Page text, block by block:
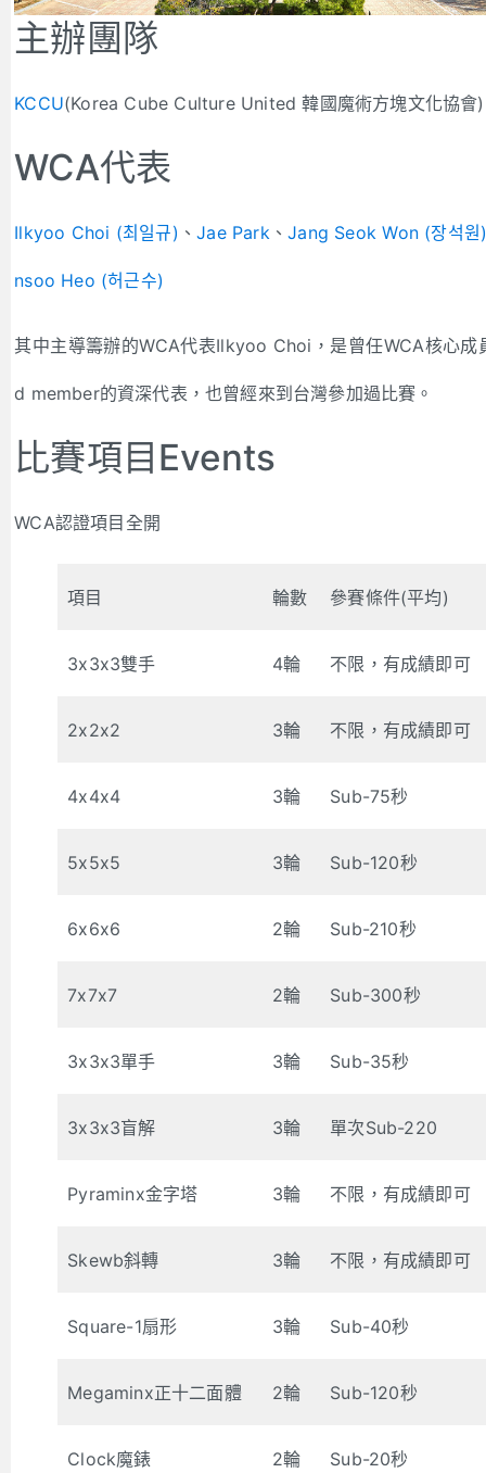
主辦團隊
KCCU(Korea Cube Culture United 韓國魔術方塊文化協會
WCA代表
Ilkyoo Choi (최일규) 、Jae Park 、Jang Seok Won (장석원
nsoo Heo (허근수)
其中主導籌辦的WCA代表Ilkyoo Choi，是曾任WCA核心成
d member的資深代表，也曾經來到台灣參加過比賽。
比賽項目Events
WCA認證項目全開
項目 輪數 參賽條件(平均)
3x3x3雙手 4輪 不限，有成績即可
2x2x2 3輪 不限，有成績即可
4x4x4 3輪 Sub-75秒
5x5x5 3輪 Sub-120秒
6x6x6 2輪 Sub-210秒
7x7x7 2輪 Sub-300秒
3x3x3單手 3輪 Sub-35秒
3x3x3盲解 3輪 單次Sub-220
Pyraminx金字塔 3輪 不限，有成績即可
Skewb斜轉 3輪 不限，有成績即可
Square-1扇形 3輪 Sub-40秒
Megaminx正十二面體 2輪 Sub-120秒
Clock魔錶 2輪 Sub-20秒